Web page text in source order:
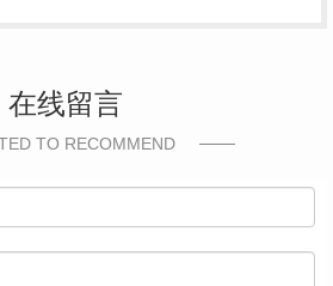
在线留言
TO RECOMMEND